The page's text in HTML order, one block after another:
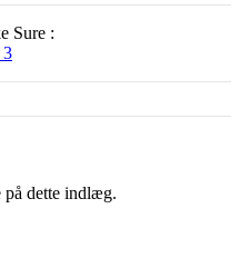
Sure :
3
dette indlæg.